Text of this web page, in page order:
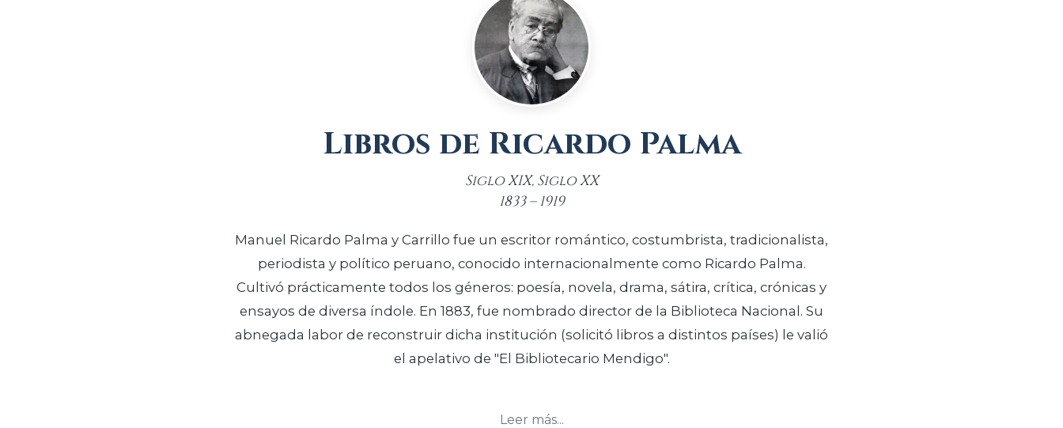
Libros de Ricardo Palma
Siglo XIX, Siglo XX
1833 – 1919
Manuel Ricardo Palma y Carrillo fue un escritor romántico, costumbrista, tradicionalista,
periodista y político peruano, conocido internacionalmente como Ricardo Palma.
Cultivó prácticamente todos los géneros: poesía, novela, drama, sátira, crítica, crónicas y
ensayos de diversa índole. En 1883, fue nombrado director de la Biblioteca Nacional. Su
abnegada labor de reconstruir dicha institución (solicitó libros a distintos países) le valió
el apelativo de "El Bibliotecario Mendigo".
Leer más...